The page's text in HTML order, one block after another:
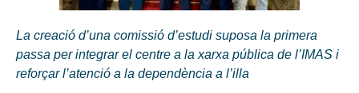
La creació d’una comissió d’estudi suposa la primera
passa per integrar el centre a la xarxa pública de l’IMAS i
reforçar l’atenció a la dependència a l’illa